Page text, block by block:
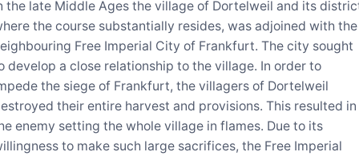
the late Middle Ages the village of Dortelweil and its
the course substantially resides, was adjoined with the
Free Imperial City of Frankfurt. The city sought
develop a close relationship to the village. In order to
the siege of Frankfurt, the villagers of Dortelweil
their entire harvest and provisions. This resulted in
enemy setting the whole village in flames. Due to its
to make such large sacrifices, the Free Imperial